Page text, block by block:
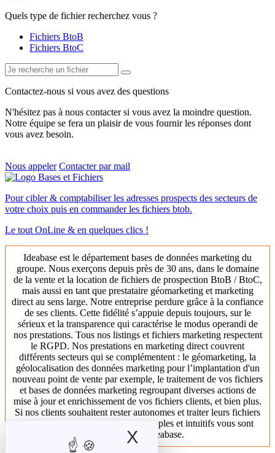
Quels type de fichier recherchez vous ?
Fichiers BtoB
Fichiers BtoC
Contactez-nous si vous avez des questions
N'hésitez pas à nous contacter si vous avez la moindre question.
Notre équipe se fera un plaisir de vous fournir les réponses dont
vous avez besoin.
Nous appeler Contacter par mail
Pour cibler & comptabiliser les adresses prospects des secteurs de
votre choix puis en commander les fichiers btob.
Le tout OnLine & en quelques clics !
Ideabase est le département bases de données marketing du
groupe. Nous exerçons depuis près de 30 ans, dans le domaine
de la vente et la location de fichiers de prospection BtoB / BtoC,
mais aussi en tant que prestataire géomarketing et marketing
direct au sens large. Notre entreprise perdure grâce à la confiance
de ses clients. Cette fidélité s’appuie depuis toujours, sur le
sérieux et la transparence qui caractérise le modus operandi de
nos prestations. Tous nos listings et fichiers marketing respectent
le RGPD. Nos prestations en marketing direct couvrent
différents secteurs qui se complémentent : le géomarketing, la
géolocalisation des données marketing pour l’implantation d'un
nouveau point de vente par exemple, le traitement de vos fichiers
et bases de données marketing regroupant diverses actions de
mise à jour et enrichissement de vos fichiers clients, et bien plus.
Si nos clients souhaitent rester autonomes et traiter leurs fichiers
en interne, des outils marketing simples et intuitifs vous sont
proposés chez Ideabase.
X Masquer le